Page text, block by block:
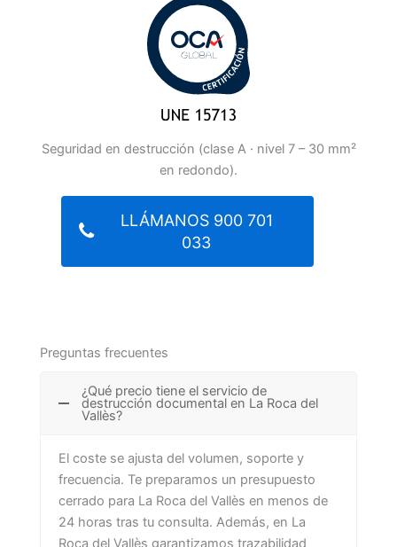
Seguridad en destrucción (clase A · nivel 7 – 30 mm²
en redondo).
LLÁMANOS 900 701
033
Preguntas frecuentes
¿Qué precio tiene el servicio de
destrucción documental en La Roca del
Vallès?
El coste se ajusta del volumen, soporte y
frecuencia. Te preparamos un presupuesto
cerrado para La Roca del Vallès en menos de
24 horas tras tu consulta. Además, en La
Roca del Vallès garantizamos trazabilidad